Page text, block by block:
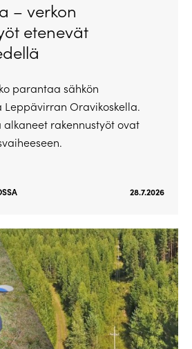
– verkon
etenevät
parantaa sähkön
Oravikoskella.
alkaneet rakennustyöt ovat
28.7.2026